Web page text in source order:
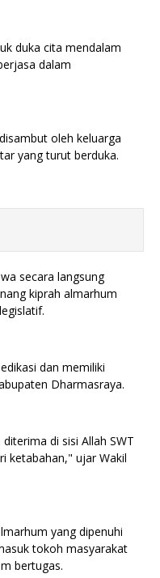
duka cita mendalam
dalam
oleh keluarga
yang turut berduka.
secara langsung
kiprah almarhum
dan memiliki
Dharmasraya.
di sisi Allah SWT
ketabahan," ujar Wakil
yang dipenuhi
tokoh masyarakat
bertugas.